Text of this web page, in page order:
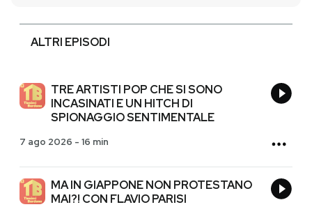
SHOP
AREA PERSONALE
Entra
ALTRI EPISODI
TRE ARTISTI POP CHE SI SONO
INCASINATI E UN HITCH DI
SPIONAGGIO SENTIMENTALE
7 ago 2026 - 16 min
MA IN GIAPPONE NON PROTESTANO
MAI?! CON FLAVIO PARISI